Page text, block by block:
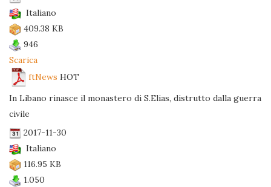
Italiano
409.38 KB
946
Scarica
ftNews HOT
In Libano rinasce il monastero di S.Elias, distrutto dalla guerra
civile
2017-11-30
Italiano
116.95 KB
1.050